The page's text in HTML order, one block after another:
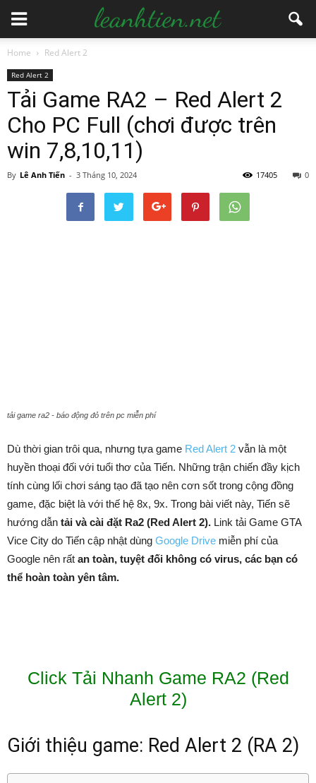
Home Red Alert 2
Red Alert 2
Tải Game RA2 – Red Alert 2
Cho PC Full (chơi được trên
win 7,8,10,11)
By Lê Anh Tiến - 3 Tháng 10, 2024 0
17405
tải game ra2 - báo động đỏ trên pc miễn phí
Dù thời gian trôi qua, nhưng tựa game Red Alert 2 vẫn là một
huyền thoại đối với tuổi thơ của Tiến. Những trận chiến đầy kịch
tính cùng lối chơi sáng tạo đã tạo nên cơn sốt trong cộng đồng
game, đặc biệt là với thế hệ 8x, 9x. Trong bài viết này, Tiến sẽ
hướng dẫn tải và cài đặt Ra2 (Red Alert 2). Link tải Game GTA
Vice City do Tiến cập nhật dùng Google Drive miễn phí của
Google nên rất an toàn, tuyệt đối không có virus, các bạn có
thể hoàn toàn yên tâm.
Click Tải Nhanh Game RA2 (Red
Alert 2)
Giới thiệu game: Red Alert 2 (RA 2)